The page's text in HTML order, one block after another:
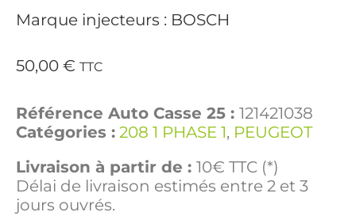
Marque injecteurs : BOSCH
50,00 € TTC
Référence Auto Casse 25 : 121421038
Catégories : 208 1 PHASE 1, PEUGEOT
Livraison à partir de : 10€ TTC (*)
Délai de livraison estimés entre 2 et 3
jours ouvrés.